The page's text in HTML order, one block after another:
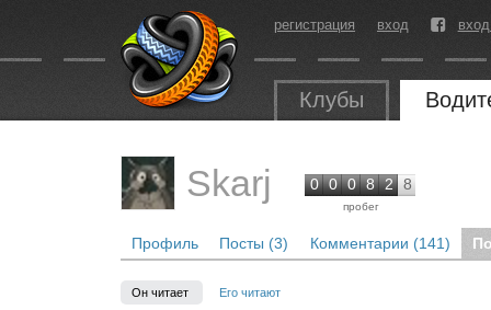
регистрация вход
Клубы
Skarj 0 0 0 8 2 8
пробег
Профиль Посты (3) Комментарии (141)
Он читает Его читают